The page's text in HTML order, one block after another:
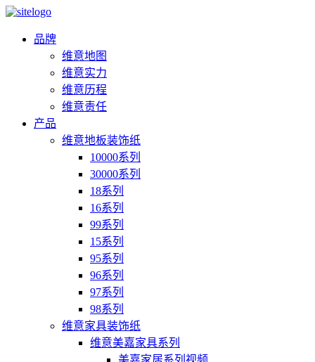
品牌
维意地图
维意实力
维意历程
维意责任
产品
维意地板装饰纸
10000系列
30000系列
18系列
16系列
99系列
15系列
95系列
96系列
97系列
98系列
维意家具装饰纸
维意美嘉家具系列
美嘉家居系列视频